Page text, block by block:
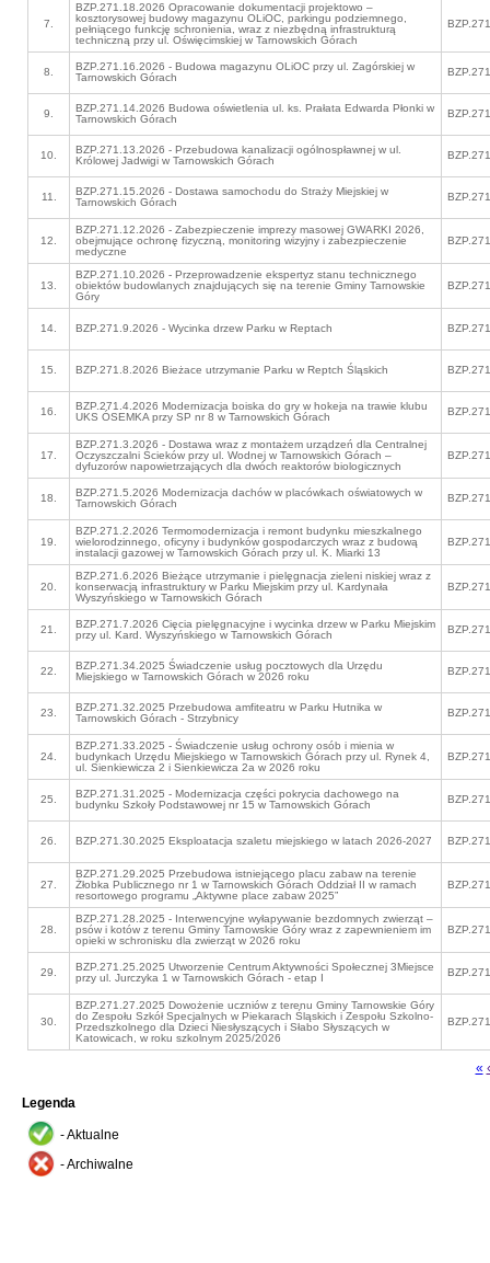
7.
BZP.271.18.2026 Opracowanie dokumentacji projektowo –
kosztorysowej budowy magazynu OLiOC, parkingu podziemnego,
pełniącego funkcję schronienia, wraz z niezbędną infrastrukturą
techniczną przy ul. Oświęcimskiej w Tarnowskich Górach
8.
BZP.271.16.2026 - Budowa magazynu OLiOC przy ul. Zagórskiej w
Tarnowskich Górach
9.
BZP.271.14.2026 Budowa oświetlenia ul. ks. Prałata Edwarda Płonki w
Tarnowskich Górach
10.
BZP.271.13.2026 - Przebudowa kanalizacji ogólnospławnej w ul.
Królowej Jadwigi w Tarnowskich Górach
11.
BZP.271.15.2026 - Dostawa samochodu do Straży Miejskiej w
Tarnowskich Górach
12.
BZP.271.12.2026 - Zabezpieczenie imprezy masowej GWARKI 2026,
obejmujące ochronę fizyczną, monitoring wizyjny i zabezpieczenie
medyczne
13.
BZP.271.10.2026 - Przeprowadzenie ekspertyz stanu technicznego
obiektów budowlanych znajdujących się na terenie Gminy Tarnowskie
Góry
14. BZP.271.9.2026 - Wycinka drzew Parku w Reptach
15. BZP.271.8.2026 Bieżace utrzymanie Parku w Reptch Śląskich
16.
BZP.271.4.2026 Modernizacja boiska do gry w hokeja na trawie klubu
UKS ÓSEMKA przy SP nr 8 w Tarnowskich Górach
17.
BZP.271.3.2026 - Dostawa wraz z montażem urządzeń dla Centralnej
Oczyszczalni Ścieków przy ul. Wodnej w Tarnowskich Górach –
dyfuzorów napowietrzających dla dwóch reaktorów biologicznych
18.
BZP.271.5.2026 Modernizacja dachów w placówkach oświatowych w
Tarnowskich Górach
19.
BZP.271.2.2026 Termomodernizacja i remont budynku mieszkalnego
wielorodzinnego, oficyny i budynków gospodarczych wraz z budową
instalacji gazowej w Tarnowskich Górach przy ul. K. Miarki 13
20.
BZP.271.6.2026 Bieżące utrzymanie i pielęgnacja zieleni niskiej wraz z
konserwacją infrastruktury w Parku Miejskim przy ul. Kardynała
Wyszyńskiego w Tarnowskich Górach
21.
BZP.271.7.2026 Cięcia pielęgnacyjne i wycinka drzew w Parku Miejskim
przy ul. Kard. Wyszyńskiego w Tarnowskich Górach
22.
BZP.271.34.2025 Świadczenie usług pocztowych dla Urzędu
Miejskiego w Tarnowskich Górach w 2026 roku
23.
BZP.271.32.2025 Przebudowa amfiteatru w Parku Hutnika w
Tarnowskich Górach - Strzybnicy
24.
BZP.271.33.2025 - Świadczenie usług ochrony osób i mienia w
budynkach Urzędu Miejskiego w Tarnowskich Górach przy ul. Rynek 4,
ul. Sienkiewicza 2 i Sienkiewicza 2a w 2026 roku
25.
BZP.271.31.2025 - Modernizacja części pokrycia dachowego na
budynku Szkoły Podstawowej nr 15 w Tarnowskich Górach
26. BZP.271.30.2025 Eksploatacja szaletu miejskiego w latach 2026-2027
27.
BZP.271.29.2025 Przebudowa istniejącego placu zabaw na terenie
Żłobka Publicznego nr 1 w Tarnowskich Górach Oddział II w ramach
resortowego programu „Aktywne place zabaw 2025”
28.
BZP.271.28.2025 - Interwencyjne wyłapywanie bezdomnych zwierząt –
psów i kotów z terenu Gminy Tarnowskie Góry wraz z zapewnieniem im
opieki w schronisku dla zwierząt w 2026 roku
29.
BZP.271.25.2025 Utworzenie Centrum Aktywności Społecznej 3Miejsce
przy ul. Jurczyka 1 w Tarnowskich Górach - etap I
30.
BZP.271.27.2025 Dowożenie uczniów z terenu Gminy Tarnowskie Góry
do Zespołu Szkół Specjalnych w Piekarach Śląskich i Zespołu Szkolno-
Przedszkolnego dla Dzieci Niesłyszących i Słabo Słyszących w
Katowicach, w roku szkolnym 2025/2026
« ‹
Legenda
- Aktualne
- Archiwalne